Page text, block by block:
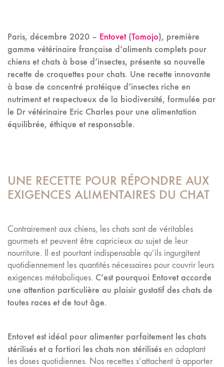
Paris, décembre 2020 – Entovet(Tomojo), première
gamme vétérinaire française d’aliments complets pour
chiens et chats à base d’insectes, présente sa nouvelle
recette de croquettes pour chats. Une recette innovante
à base de concentré protéique d’insectes riche en
nutriment et respectueux de la biodiversité, formulée par
le Dr vétérinaire Eric Charles pour une alimentation
équilibrée, éthique et responsable.
UNE RECETTE POUR RÉPONDRE AUX
EXIGENCES ALIMENTAIRES DU CHAT
Contrairement aux chiens, les chats sont de véritables
gourmets et peuvent être capricieux au sujet de leur
nourriture. Il est pourtant indispensable qu’ils ingurgitent
quotidiennement les quantités nécessaires pour couvrir leurs
exigences métaboliques. C’est pourquoi Entovet accorde
une attention particulière au plaisir gustatif des chats de
toutes races et de tout âge.
Entovet est idéal pour alimenter parfaitement les chats
stérilisés et a fortiori les chats non stérilisés en adaptant
les doses quotidiennes. Nos recettes s’attachent à apporter